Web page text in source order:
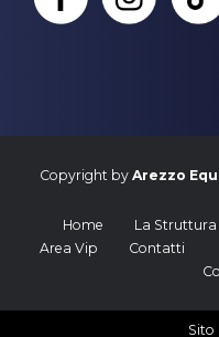
Copyright by Arezzo
Home La Struttura
Area Vip
Contatti
Sito